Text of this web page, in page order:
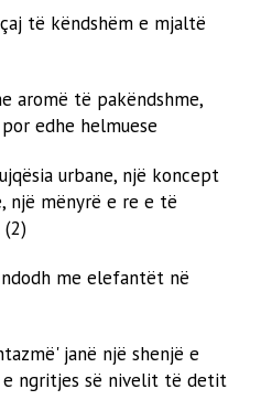
të këndshëm e mjaltë
aromë të pakëndshme,
edhe helmuese
urbane, një koncept
një mënyrë e re e të
me elefantët në
janë një shenjë e
ngritjes së nivelit të detit